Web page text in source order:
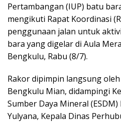
Pertambangan (IUP) batu
mengikuti Rapat Koordinasi
penggunaan jalan untuk
bara yang digelar di Aula
Bengkulu, Rabu (8/7).
Rakor dipimpin langsung
Bengkulu Mian, didampingi
Sumber Daya Mineral
Yulyana, Kepala Dinas